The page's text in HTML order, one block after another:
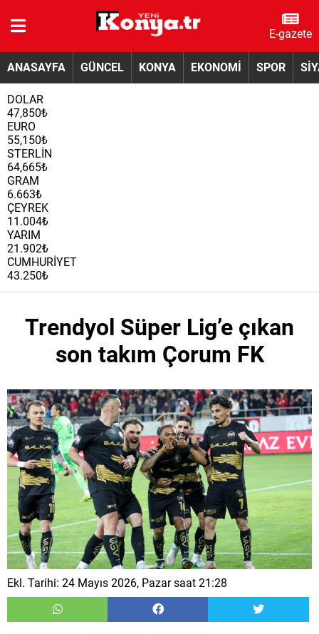
E-gazete
ANASAYFA GÜNCEL KONYA EKONOMİ SPOR
DOLAR
47,850₺
EURO
55,150₺
STERLİN
64,665₺
GRAM
6.663₺
ÇEYREK
11.004₺
YARIM
21.902₺
CUMHURİYET
43.250₺
Trendyol Süper Lig’e çıkan
son takım Çorum FK
Ekl. Tarihi: 24 Mayıs 2026, Pazar saat 21:28